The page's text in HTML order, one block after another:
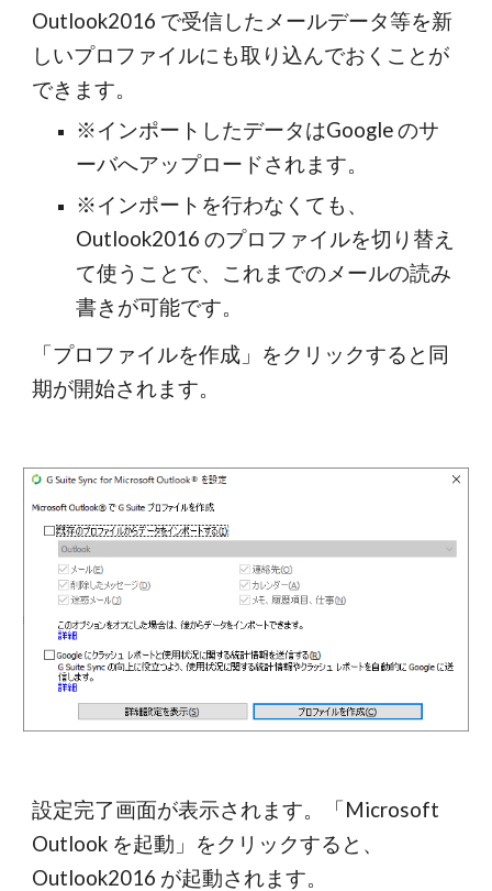
Outlook2016 で受信したメールデータ等を新
しいプロファイルにも取り込んでおくことが
できます。
※インポートしたデータはGoogle のサ
ーバへアップロードされます。
※インポートを行わなくても、
Outlook2016 のプロファイルを切り替え
て使うことで、これまでのメールの読み
書きが可能です。
「プロファイルを作成」をクリックすると同
期が開始されます。
設定完了画面が表示されます。「Microsoft
Outlook を起動」をクリックすると、
Outlook2016 が起動されます。